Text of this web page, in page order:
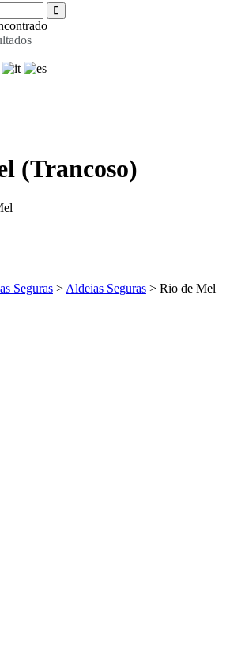
(Trancoso)
Seguras > Aldeias Seguras > Rio de Mel